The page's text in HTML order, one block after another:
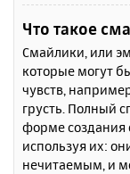
Что такое
Смайлики, или
которые могут
чувств,
грусть. Полный
форме создания
используя их:
нечитаемым, и